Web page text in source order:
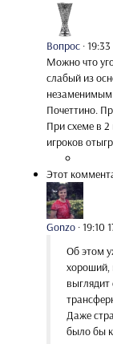
Вопрос ·19:33
Можно что
слабый из
Почеттино.
При схеме в
игроков
Этот
Gonzo ·19:10
Об этом
хороший,
Даже
было бы